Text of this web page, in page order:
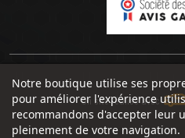
Notre boutique utilise ses
pour améliorer l'expérience
recommandons d'accepter leur
pleinement de votre navigation.
Un site réalisé avec